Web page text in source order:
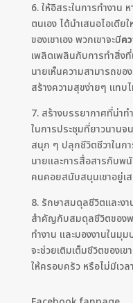
6. ให้อิสระในการทำงา
ตนเอง ได้นำเสนอไอเดีย
ของเขาเอง พวกเขาจะมีค
เพลิดเพลินกับการทำสิ่งที่
นายเห็นความสามารถขอ
สร้างความสุขง่ายๆ แทบ
7. สร้างบรรยากาศที่น่าท
ในการประชุมที่ยาวนาน
สนุก ๆ ปลุกชีวิตชีวาในกา
นายและการสื่อสารกับพ
คนคอยสนับสนุนเขาอยู่เ
8. รักษาสมดุลชีวิตและง
สำคัญกับสมดุลชีวิตของ
ทำงาน และมองงานในมุ
จะช่วยเติมเต็มชีวิตของเ
ให้ครอบครัว หรือไม่มีเว